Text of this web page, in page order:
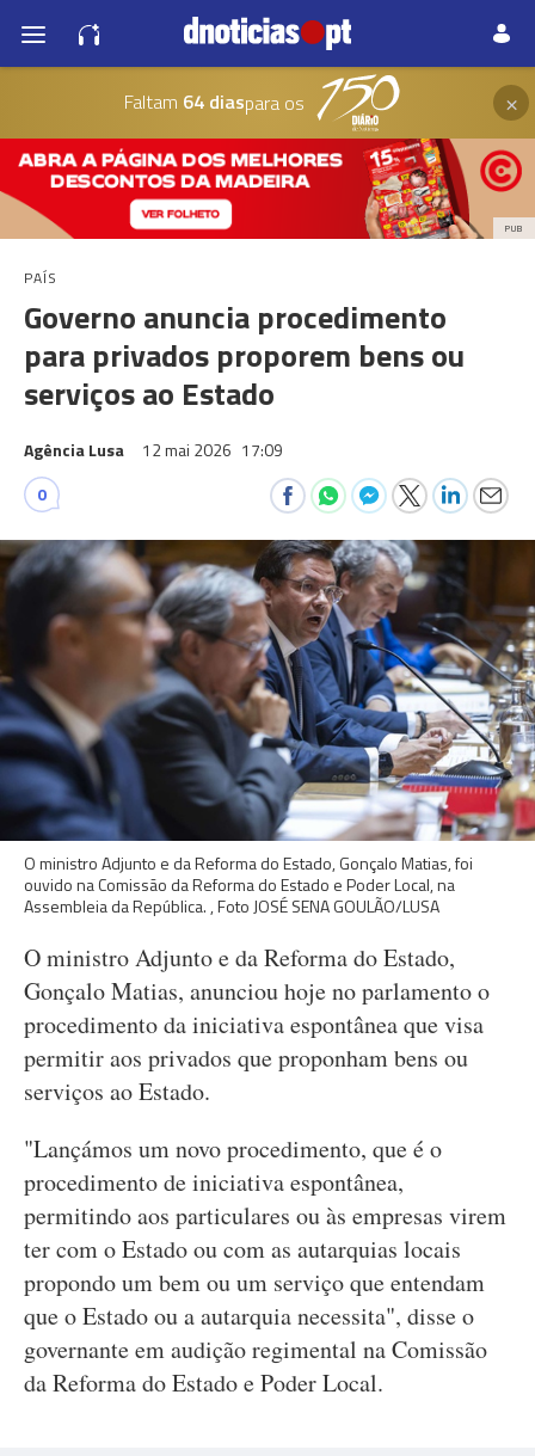
Faltam 64 diaspara os ×
PUB
PAÍS
Governo anuncia procedimento
para privados proporem bens ou
serviços ao Estado
Agência Lusa 12 mai 2026 17:09
0
O ministro Adjunto e da Reforma do Estado, Gonçalo Matias, foi
ouvido na Comissão da Reforma do Estado e Poder Local, na
Assembleia da República. , Foto JOSÉ SENA GOULÃO/LUSA
O ministro Adjunto e da Reforma do Estado,
Gonçalo Matias, anunciou hoje no parlamento o
procedimento da iniciativa espontânea que visa
permitir aos privados que proponham bens ou
serviços ao Estado.
"Lançámos um novo procedimento, que é o
procedimento de iniciativa espontânea,
permitindo aos particulares ou às empresas virem
ter com o Estado ou com as autarquias locais
propondo um bem ou um serviço que entendam
que o Estado ou a autarquia necessita", disse o
governante em audição regimental na Comissão
da Reforma do Estado e Poder Local.